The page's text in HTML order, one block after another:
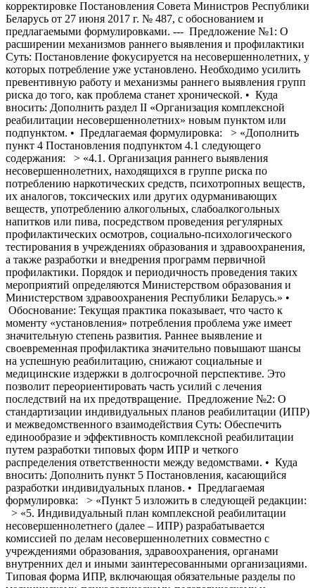
корректировке Постановления Совета Министров Республики
Беларусь от 27 июня 2017 г. № 487, с обоснованием и
предлагаемыми формулировками. --- Предложение №1: О
расширении механизмов раннего выявления и профилактики
Суть: Постановление фокусируется на несовершеннолетних, у
которых потребление уже установлено. Необходимо усилить
превентивную работу и механизмы раннего выявления групп
риска до того, как проблема станет хронической. • Куда
вносить: Дополнить раздел II «Организация комплексной
реабилитации несовершеннолетних» новым пунктом или
подпунктом. • Предлагаемая формулировка: > «Дополнить
пункт 4 Постановления подпунктом 4.1 следующего
содержания: > «4.1. Организация раннего выявления
несовершеннолетних, находящихся в группе риска по
потреблению наркотических средств, психотропных веществ,
их аналогов, токсических или других одурманивающих
веществ, употреблению алкогольных, слабоалкогольных
напитков или пива, посредством проведения регулярных
профилактических осмотров, социально-психологического
тестирования в учреждениях образования и здравоохранения,
а также разработки и внедрения программ первичной
профилактики. Порядок и периодичность проведения таких
мероприятий определяются Министерством образования и
Министерством здравоохранения Республики Беларусь.» •
Обоснование: Текущая практика показывает, что часто к
моменту «установления» потребления проблема уже имеет
значительную степень развития. Раннее выявление и
своевременная профилактика значительно повышают шансы
на успешную реабилитацию, снижают социальные и
медицинские издержки в долгосрочной перспективе. Это
позволит переориентировать часть усилий с лечения
последствий на их предотвращение. Предложение №2: О
стандартизации индивидуальных планов реабилитации (ИПР)
и межведомственного взаимодействия Суть: Обеспечить
единообразие и эффективность комплексной реабилитации
путем разработки типовых форм ИПР и четкого
распределения ответственности между ведомствами. • Куда
вносить: Дополнить пункт 5 Постановления, касающийся
разработки индивидуальных планов. • Предлагаемая
формулировка: > «Пункт 5 изложить в следующей редакции:
> «5. Индивидуальный план комплексной реабилитации
несовершеннолетнего (далее – ИПР) разрабатывается
комиссией по делам несовершеннолетних совместно с
учреждениями образования, здравоохранения, органами
внутренних дел и иными заинтересованными организациями.
Типовая форма ИПР, включающая обязательные разделы по